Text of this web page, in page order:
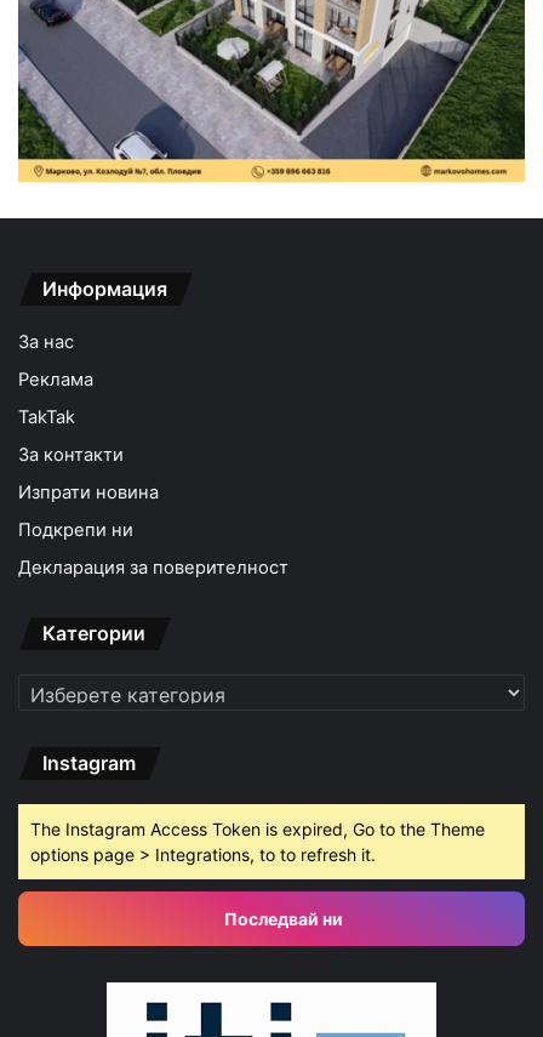
Информация
За нас
Реклама
TakTak
За контакти
Изпрати новина
Подкрепи ни
Декларация за поверителност
Категории
Категории
Instagram
The Instagram Access Token is expired, Go to the Theme
options page > Integrations, to to refresh it.
Последвай ни